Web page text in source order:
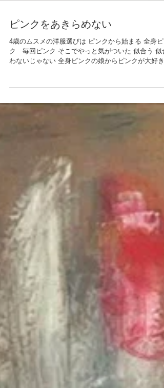
ピンクをあきらめない
4歳のムスメの洋服選びは ピンクから始まる 全身ピ
と強烈に伝わってくる そうすると 私のこころは踊
めた？...